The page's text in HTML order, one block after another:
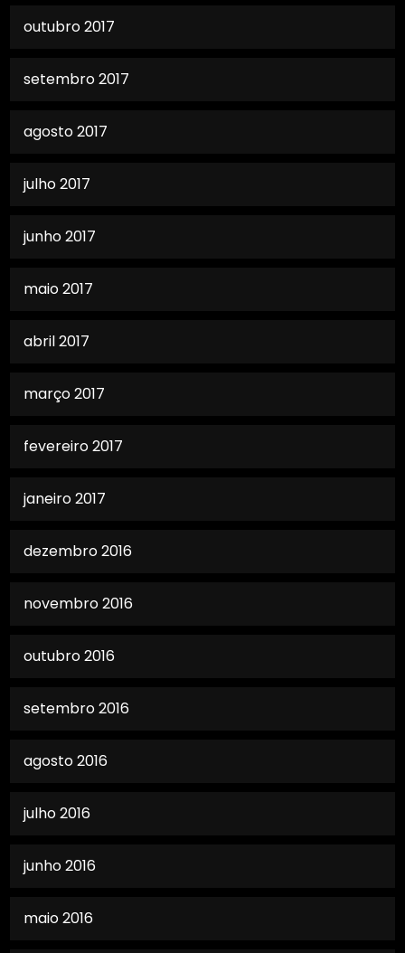
outubro 2017
setembro 2017
agosto 2017
julho 2017
junho 2017
maio 2017
abril 2017
março 2017
fevereiro 2017
janeiro 2017
dezembro 2016
novembro 2016
outubro 2016
setembro 2016
agosto 2016
julho 2016
junho 2016
maio 2016